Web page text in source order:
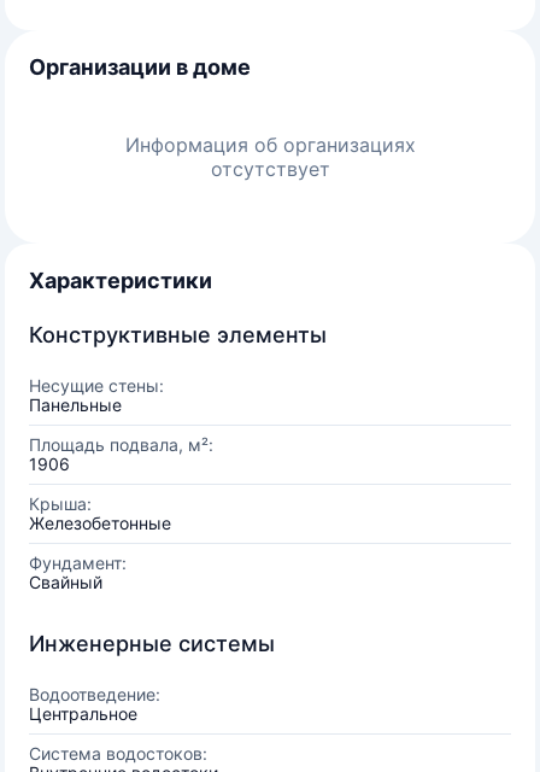
Организации в доме
Информация об организациях
отсутствует
Характеристики
Конструктивные элементы
Несущие стены:
Панельные
Площадь подвала, м²:
1906
Крыша:
Железобетонные
Фундамент:
Свайный
Инженерные системы
Водоотведение:
Центральное
Система водостоков: